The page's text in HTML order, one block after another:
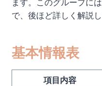
ます。このグループに
で、後ほど詳しく解説
基本情報表
項目内容